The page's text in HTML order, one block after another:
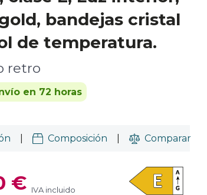
bandejas cristal
de temperatura.
retro
en 72 horas
Composición Comparar
€ IVA incluido